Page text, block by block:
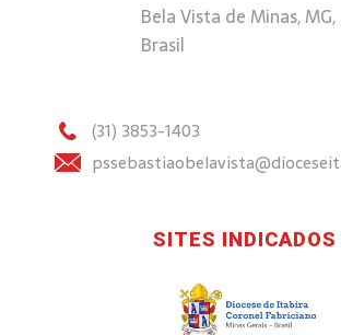
Bela Vista de Minas, MG,
Brasil
(31) 3853-1403
SITES INDICADOS